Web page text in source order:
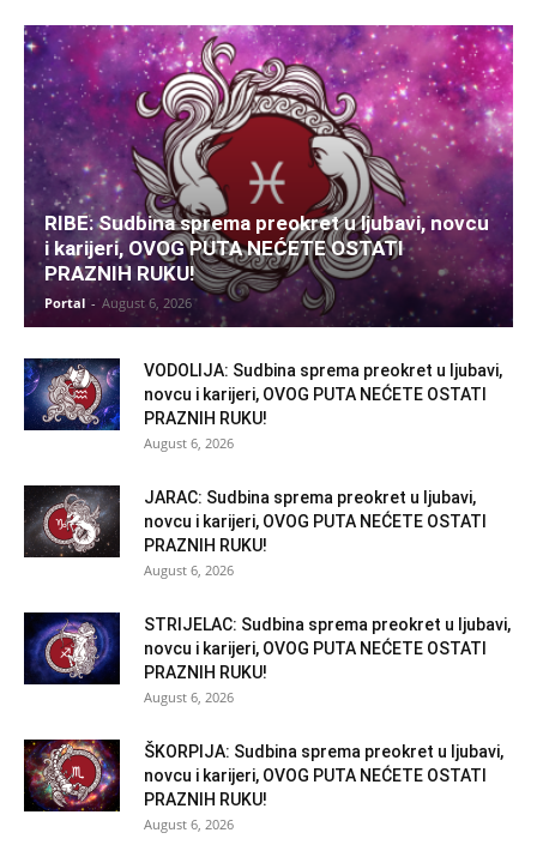
RIBE: Sudbina sprema preokret u ljubavi, novcu
i karijeri, OVOG PUTA NEĆETE OSTATI
PRAZNIH RUKU!
Portal - August 6, 2026
VODOLIJA: Sudbina sprema preokret u ljubavi,
novcu i karijeri, OVOG PUTA NEĆETE OSTATI
PRAZNIH RUKU!
August 6, 2026
JARAC: Sudbina sprema preokret u ljubavi,
novcu i karijeri, OVOG PUTA NEĆETE OSTATI
PRAZNIH RUKU!
August 6, 2026
STRIJELAC: Sudbina sprema preokret u ljubavi,
novcu i karijeri, OVOG PUTA NEĆETE OSTATI
PRAZNIH RUKU!
August 6, 2026
ŠKORPIJA: Sudbina sprema preokret u ljubavi,
novcu i karijeri, OVOG PUTA NEĆETE OSTATI
PRAZNIH RUKU!
August 6, 2026